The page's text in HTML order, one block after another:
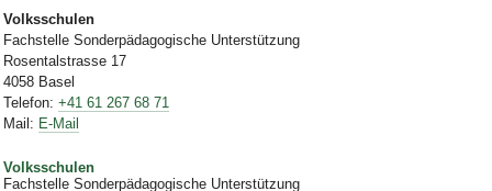
Volksschulen
Fachstelle Sonderpädagogische Unterstützung
Rosentalstrasse 17
4058 Basel
Telefon: +41 61 267 68 71
Mail: E-Mail
Volksschulen
Fachstelle Sonderpädagogische Unterstützung